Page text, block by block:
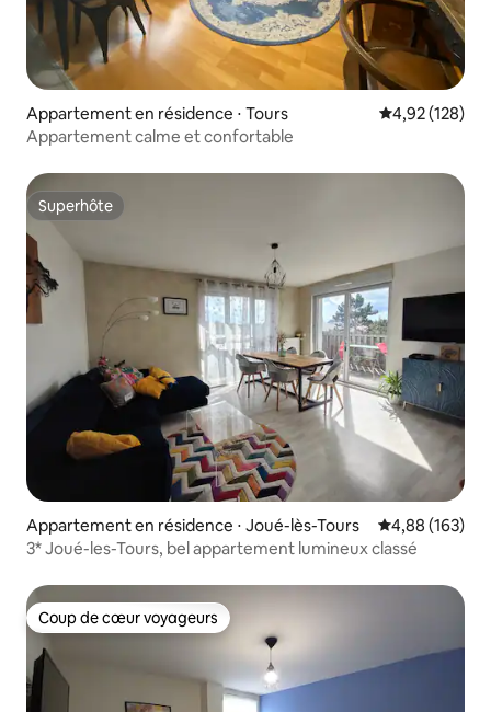
Appartement en résidence ⋅ Tours Évaluation
4,92 (128)
Appartement calme et confortable
Superhôte
Superhôte
Appartement en résidence ⋅ Joué-lès-Tours Évaluation
4,88 (163)
3* Joué-les-Tours, bel appartement lumineux classé
Coup de cœur voyageurs
Coup de cœur voyageurs